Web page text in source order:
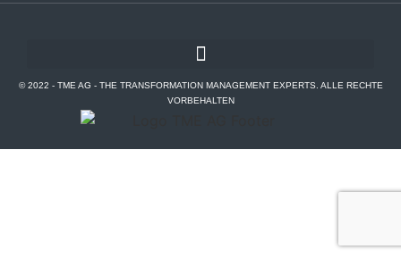
© 2022 - TME AG - THE TRANSFORMATION MANAGEMENT EXPERTS. ALLE RECHTE
VORBEHALTEN